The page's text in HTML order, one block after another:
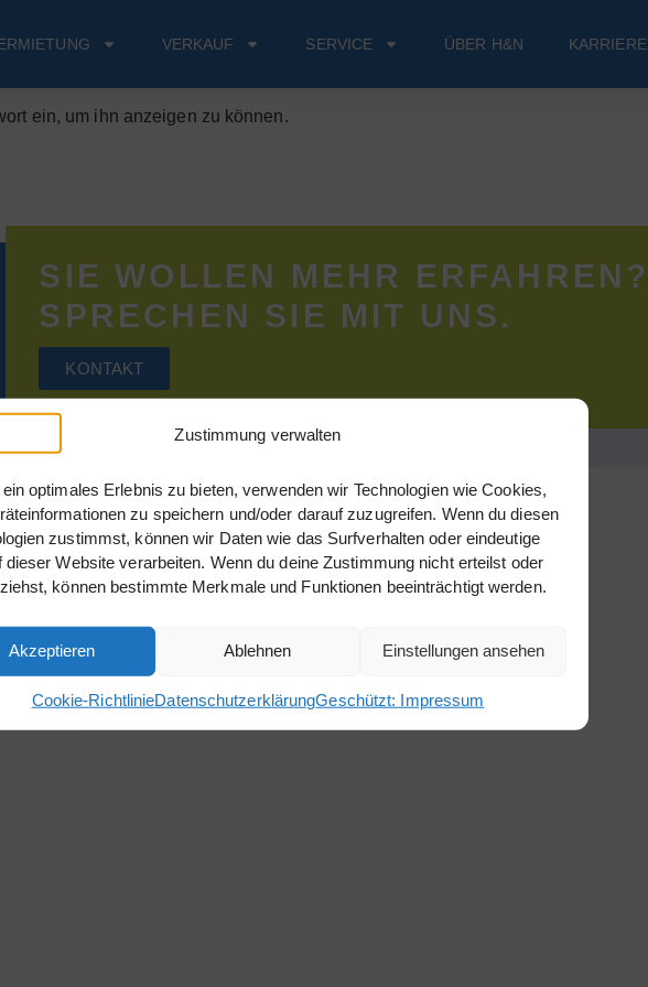
Zustimmung verwalten
optimales Erlebnis zu bieten, verwenden wir Technologien wie Cookies,
zu speichern und/oder darauf zuzugreifen. Wenn du diesen
zustimmst, können wir Daten wie das Surfverhalten oder eindeutige
dieser Website verarbeiten. Wenn du deine Zustimmung nicht erteilst oder
können bestimmte Merkmale und Funktionen beeinträchtigt werden.
Akzeptieren Ablehnen Einstellungen ansehen
Cookie-RichtlinieDatenschutzerklärungGeschützt: Impressum
VERKAUF SERVICE ÜBER H&N KARRIERE
ein, um ihn anzeigen zu können.
SIE WOLLEN MEHR ERFAHREN?
SPRECHEN SIE MIT UNS.
KONTAKT